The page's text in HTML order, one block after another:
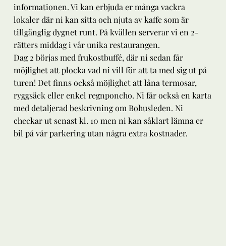
informationen. Vi kan erbjuda er många vackra
lokaler där ni kan sitta och njuta av kaffe som är
tillgänglig dygnet runt. På kvällen serverar vi en 2-
rätters middag i vår unika restaurangen.
Dag 2 börjas med frukostbuffé, där ni sedan får
möjlighet att plocka vad ni vill för att ta med sig ut på
turen! Det finns också möjlighet att låna termosar,
ryggsäck eller enkel regnponcho. Ni får också en karta
med detaljerad beskrivning om Bohusleden. Ni
checkar ut senast kl. 10 men ni kan såklart lämna er
bil på vår parkering utan några extra kostnader.